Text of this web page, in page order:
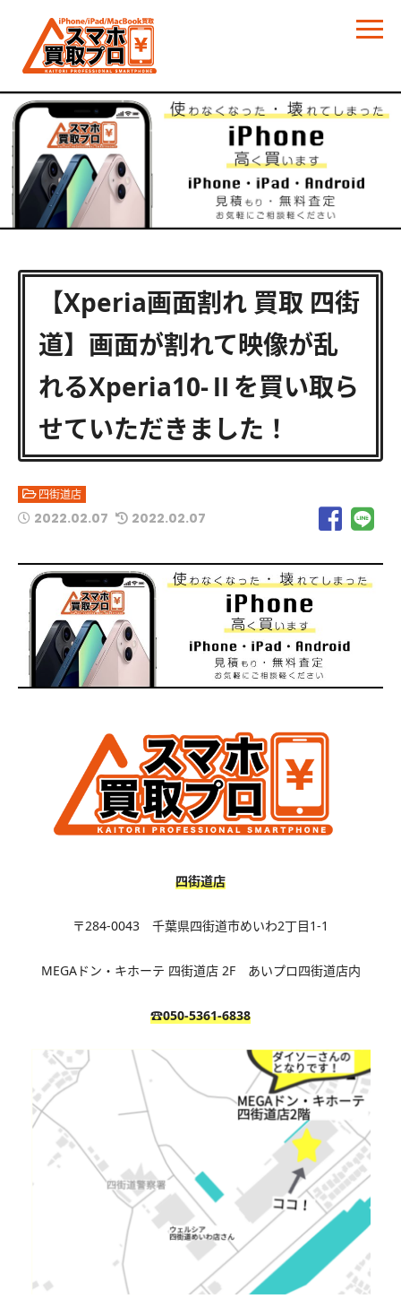
【Xperia画面割れ 買取 四街
道】画面が割れて映像が乱
れるXperia10-Ⅱを買い取ら
せていただきました！
四街道店
2022.02.07 2022.02.07
四街道店
〒284-0043 千葉県四街道市めいわ2丁目1-1
MEGAドン・キホーテ 四街道店 2F あいプロ四街道店内
☎050-5361-6838